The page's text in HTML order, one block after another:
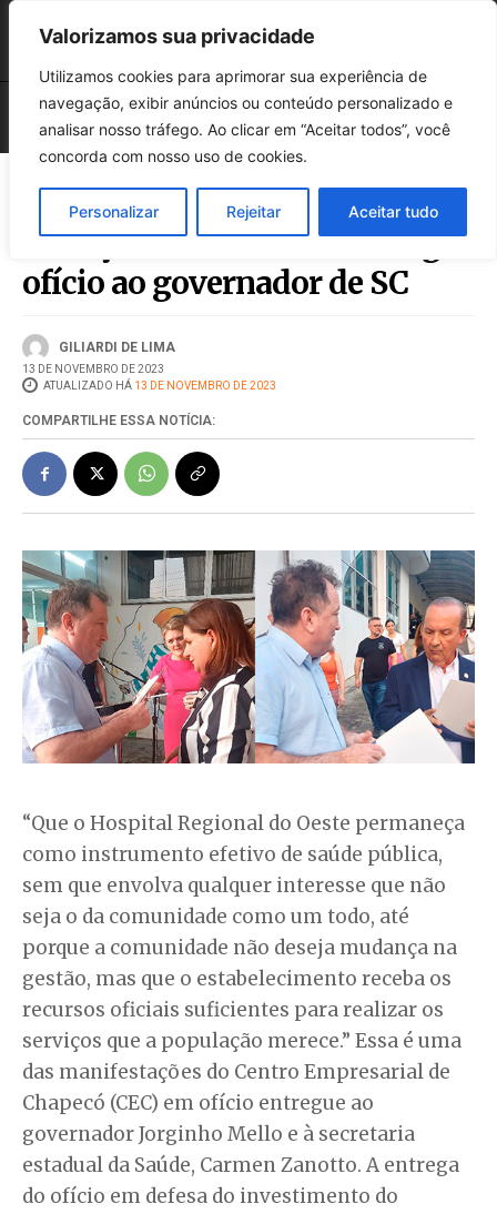
Valorizamos sua privacidade
Utilizamos cookies para aprimorar sua experiência de
navegação, exibir anúncios ou conteúdo personalizado e
analisar nosso tráfego. Ao clicar em “Aceitar todos”, você
concorda com nosso uso de cookies.
Personalizar Rejeitar Aceitar tudo
Situação do HRO: CEC entrega
ofício ao governador de SC
GILIARDI DE LIMA
13 DE NOVEMBRO DE 2023
ATUALIZADO HÁ 13 DE NOVEMBRO DE 2023
COMPARTILHE ESSA NOTÍCIA:
“Que o Hospital Regional do Oeste permaneça
como instrumento efetivo de saúde pública,
sem que envolva qualquer interesse que não
seja o da comunidade como um todo, até
porque a comunidade não deseja mudança na
gestão, mas que o estabelecimento receba os
recursos oficiais suficientes para realizar os
serviços que a população merece.” Essa é uma
das manifestações do Centro Empresarial de
Chapecó (CEC) em ofício entregue ao
governador Jorginho Mello e à secretaria
estadual da Saúde, Carmen Zanotto. A entrega
do ofício em defesa do investimento do